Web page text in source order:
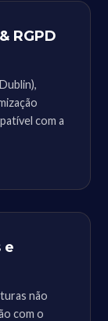
RGPD
com a
e
não
com o